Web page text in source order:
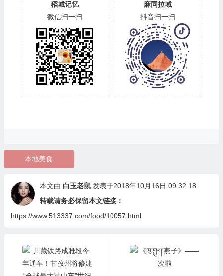
稻城记忆
微信扫一扫
麻同拉域
抖音扫一扫
本地美食
本文由 白玉老鼠 发表于2018年10月16日 09:32:18
转载请务必保留本文链接：
https://www.513337.com/food/10057.html